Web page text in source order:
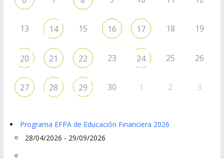
13 14 15 16 17 18 19
20 21 22 23 24 25 26
27 28 29 30 1 2 3
Programa EFPA de Educación Financiera 2026
28/04/2026 - 29/09/2026